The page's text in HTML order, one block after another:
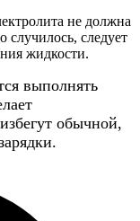
не должна
случилось, следует
жидкости.
выполнять
обычной,